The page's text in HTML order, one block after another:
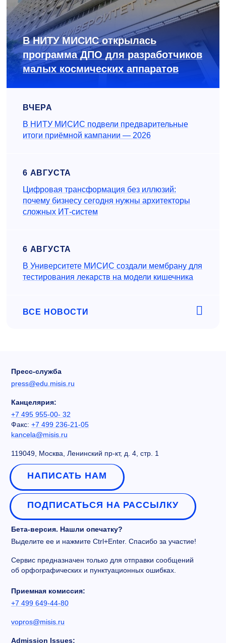
В НИТУ МИСИС открылась
программа ДПО для разработчиков
малых космических аппаратов
ВЧЕРА
В НИТУ МИСИС подвели предварительные
итоги приёмной кампании — 2026
6 АВГУСТА
Цифровая трансформация без иллюзий:
почему бизнесу сегодня нужны архитекторы
сложных ИТ-систем
6 АВГУСТА
В Университете МИСИС создали мембрану для
тестирования лекарств на модели кишечника
ВСЕ НОВОСТИ
Пресс-служба
press@edu.misis.ru
Канцелярия:
+7 495 955-00- 32
Факс: +7 499 236-21-05
kancela@misis.ru
119049, Москва, Ленинский пр-кт, д. 4, стр. 1
НАПИСАТЬ НАМ
ПОДПИСАТЬСЯ НА РАССЫЛКУ
Бета-версия. Нашли опечатку?
Выделите ее и нажмите Ctrl+Enter. Спасибо за участие!
Сервис предназначен только для отправки сообщений
об орфографических и пунктуационных ошибках.
Приемная комиссия:
+7 499 649-44-80
vopros@misis.ru
Admission Issues: